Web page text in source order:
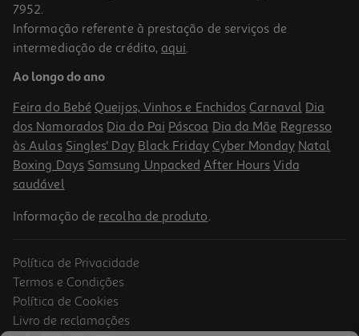
Suplemento Naturscience Immune 5x25ml
59.92 €/Lt
7,49 €
7952.
Informação referente à prestação de serviços de
intermediação de crédito, aqui.
Ao longo do ano
Feira do Bebé Queijos, Vinhos e Enchidos Carnaval Dia
dos Namorados Dia do Pai Páscoa Dia da Mãe Regresso
às Aulas Singles' Day Black Friday Cyber Monday Natal
Boxing Days Samsung Unpacked After Hours Vida
saudável
Informação de recolha de produto.
Política de Privacidade
Termos e Condições
Política de Cookies
Livro de reclamações